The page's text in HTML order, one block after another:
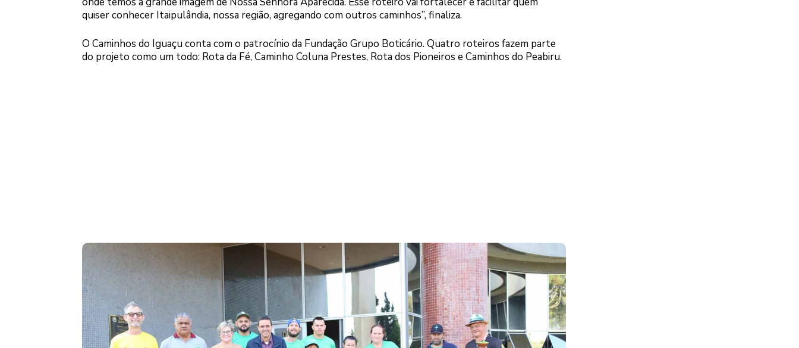
quiser conhecer Itaipulândia, nossa região, agregando com outros caminhos”, finaliza.
O Caminhos do Iguaçu conta com o patrocínio da Fundação Grupo Boticário. Quatro roteiros fazem parte
do projeto como um todo: Rota da Fé, Caminho Coluna Prestes, Rota dos Pioneiros e Caminhos do Peabiru.